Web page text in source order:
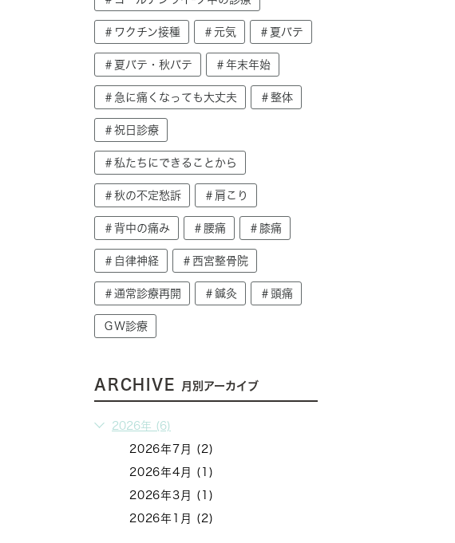
＃ワクチン接種 ＃元気 ＃夏バテ
＃夏バテ・秋バテ ＃年末年始
＃急に痛くなっても大丈夫 ＃整体
＃祝日診療
＃私たちにできることから
＃秋の不定愁訴 ＃肩こり
＃背中の痛み ＃腰痛 ＃膝痛
＃自律神経 ＃西宮整骨院
＃通常診療再開 ＃鍼灸 ＃頭痛
ＧＷ診療
ARCHIVE 月別アーカイブ
2026年 (6)
2026年7月 (2)
2026年4月 (1)
2026年3月 (1)
2026年1月 (2)